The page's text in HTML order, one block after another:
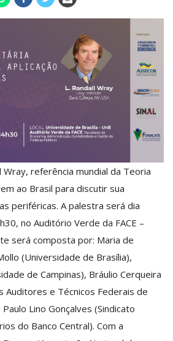
referência mundial da Teoria
ao Brasil para discutir sua
periféricas. A palestra será dia
no Auditório Verde da FACE –
será composta por: Maria de
(Universidade de Brasília),
de Campinas), Bráulio Cerqueira
Auditores e Técnicos Federais de
Lino Gonçalves (Sindicato
do Banco Central). Com a